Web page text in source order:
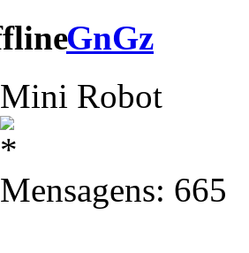
GnGz
Mini Robot
Mensagens: 665